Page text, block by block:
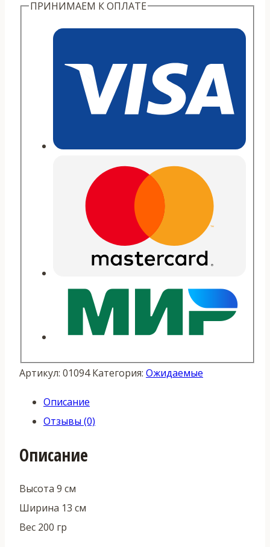
ПРИНИМАЕМ К ОПЛАТЕ
Артикул: 01094 Категория: Ожидаемые
Описание
Отзывы (0)
Описание
Высота 9 см
Ширина 13 см
Вес 200 гр